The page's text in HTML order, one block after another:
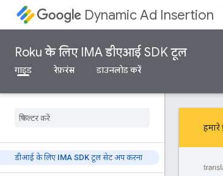
Dynamic Ad Insertion
Roku के लिए IMA डीएआई SDK टूल
गाइड रेफ़रंस डाउनलोड करें
डीआई के लिए IMA SDK टूल सेट अप करना
हमारे